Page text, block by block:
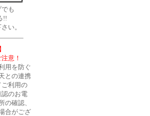
も
!!
い。
意！
用を防ぐ
との連携
利用の
のお電
の確認、
合がござ